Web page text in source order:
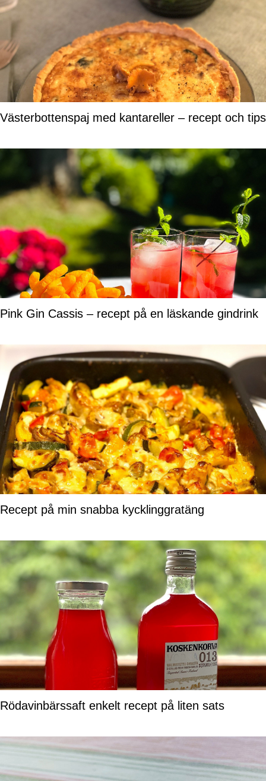
Västerbottenspaj med kantareller – recept och tips
Pink Gin Cassis – recept på en läskande gindrink
Recept på min snabba kycklinggratäng
Rödavinbärssaft enkelt recept på liten sats